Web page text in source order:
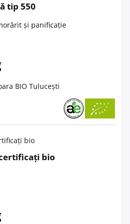
tip 550
și panificație
BIO Tulucești
bio